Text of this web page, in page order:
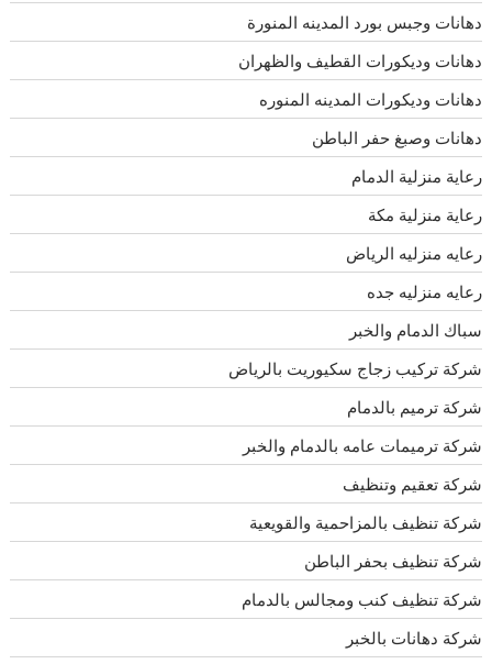
دهانات وجبس بورد المدينه المنورة
دهانات وديكورات القطيف والظهران
دهانات وديكورات المدينه المنوره
دهانات وصبغ حفر الباطن
رعاية منزلية الدمام
رعاية منزلية مكة
رعايه منزليه الرياض
رعايه منزليه جده
سباك الدمام والخبر
شركة تركيب زجاج سكيوريت بالرياض
شركة ترميم بالدمام
شركة ترميمات عامه بالدمام والخبر
شركة تعقيم وتنظيف
شركة تنظيف بالمزاحمية والقويعية
شركة تنظيف بحفر الباطن
شركة تنظيف كنب ومجالس بالدمام
شركة دهانات بالخبر